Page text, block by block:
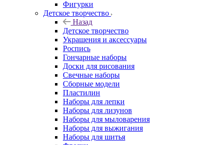
Фигурки
Детское творчество
Назад
Детское творчество
Украшения и аксессуары
Роспись
Гончарные наборы
Доски для рисования
Свечные наборы
Сборные модели
Пластилин
Наборы для лепки
Наборы для лизунов
Наборы для мыловарения
Наборы для выжигания
Наборы для шитья